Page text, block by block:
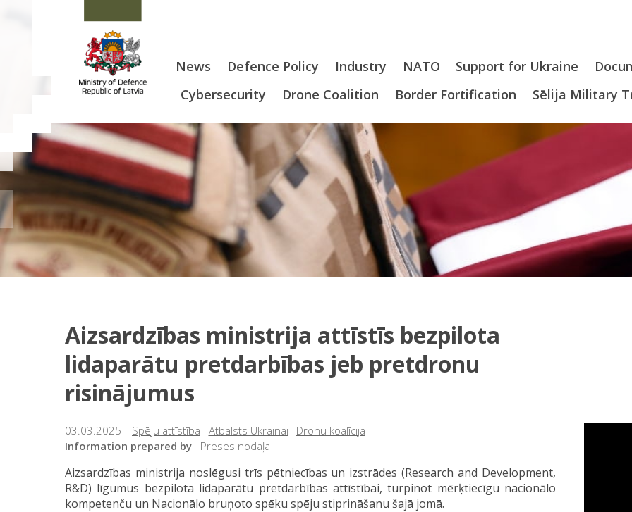
News Defence Policy Industry NATO Support for Ukraine
Cybersecurity
Drone Coalition Border Fortification Sēlija Military
Aizsardzības ministrija attīstīs bezpilota
lidaparātu pretdarbības jeb pretdronu
risinājumus
03.03.2025 Spēju attīstība Atbalsts Ukrainai
Dronu koalīcija
Information prepared by
Preses nodaļa
Aizsardzības ministrija noslēgusi trīs pētniecības un izstrādes (Research and Development,
R&D) līgumus bezpilota lidaparātu pretdarbības attīstībai, turpinot mērķtiecīgu nacionālo
kompetenču un Nacionālo bruņoto spēku spēju stiprināšanu šajā jomā.